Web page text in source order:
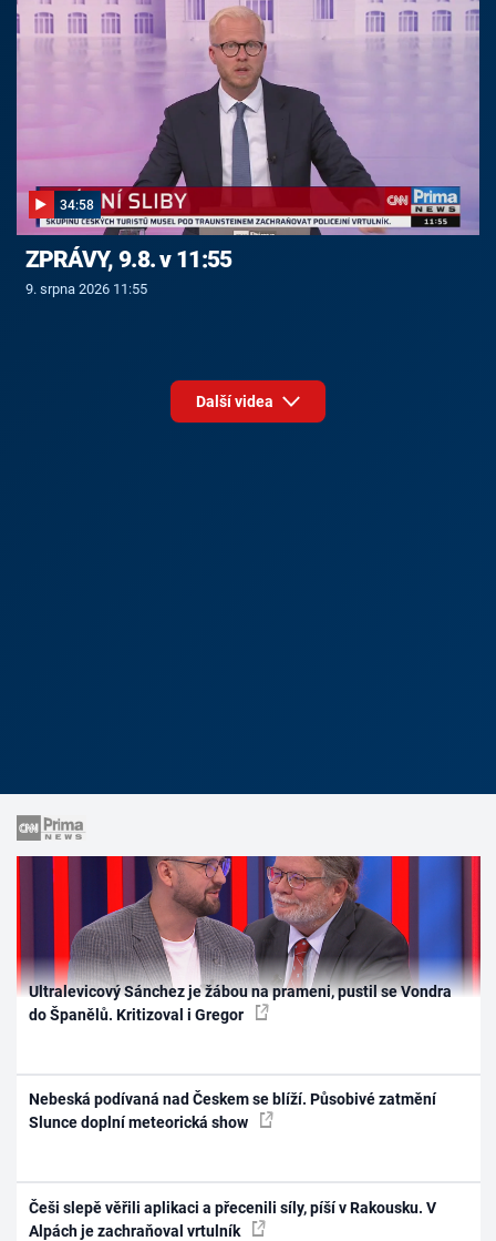
34:58
ZPRÁVY, 9.8. v 11:55
9. srpna 2026 11:55
Další videa
Ultralevicový Sánchez je žábou na prameni, pustil se Vondra
do Španělů. Kritizoval i Gregor
Nebeská podívaná nad Českem se blíží. Působivé zatmění
Slunce doplní meteorická show
Češi slepě věřili aplikaci a přecenili síly, píší v Rakousku. V
Alpách je zachraňoval vrtulník